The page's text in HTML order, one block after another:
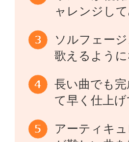
ャレンジし
ソルフェー
歌えるよう
長い曲でも
て早く仕上
アーティキ